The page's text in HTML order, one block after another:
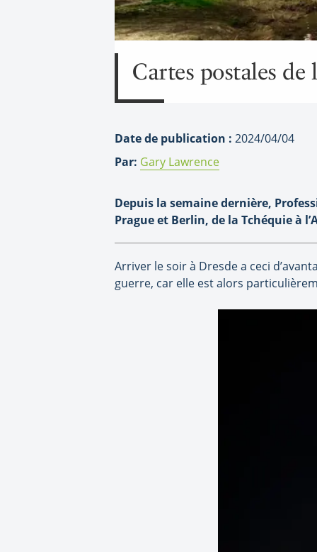
Cartes postales
Date de publication : 2024/04/04
Par: Gary Lawrence
Depuis la semaine dernière,
Prague et Berlin, de la Tchéquie à
Arriver le soir à Dresde a ceci
guerre, car elle est alors